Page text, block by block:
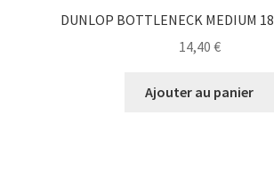
DUNLOP BOTTLENECK MEDIUM
14,40 €
Ajouter au panier